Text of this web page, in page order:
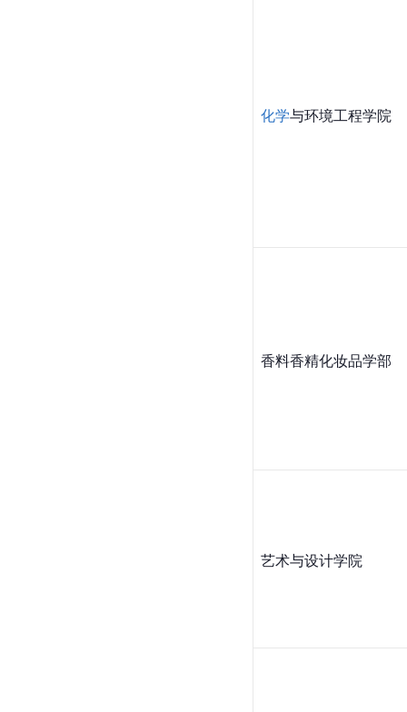
化学与环境工程学院
香料香精化妆品学部
艺术与设计学院